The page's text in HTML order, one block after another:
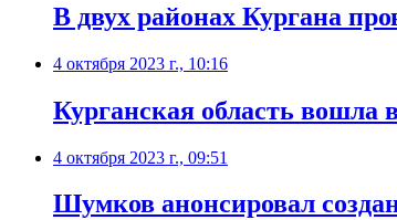
В двух районах Кургана
4 октября 2023 г., 10:16
Курганская область вошла
4 октября 2023 г., 09:51
Шумков анонсировал